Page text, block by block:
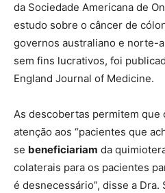
da Sociedade Americana de
estudo sobre o câncer de
governos australiano e norte-
sem fins lucrativos, foi
England Journal of Medicine.
As descobertas permitem que
atenção aos “pacientes que
se beneficiariam da
colaterais para os pacientes
é desnecessário”, disse a Dra.